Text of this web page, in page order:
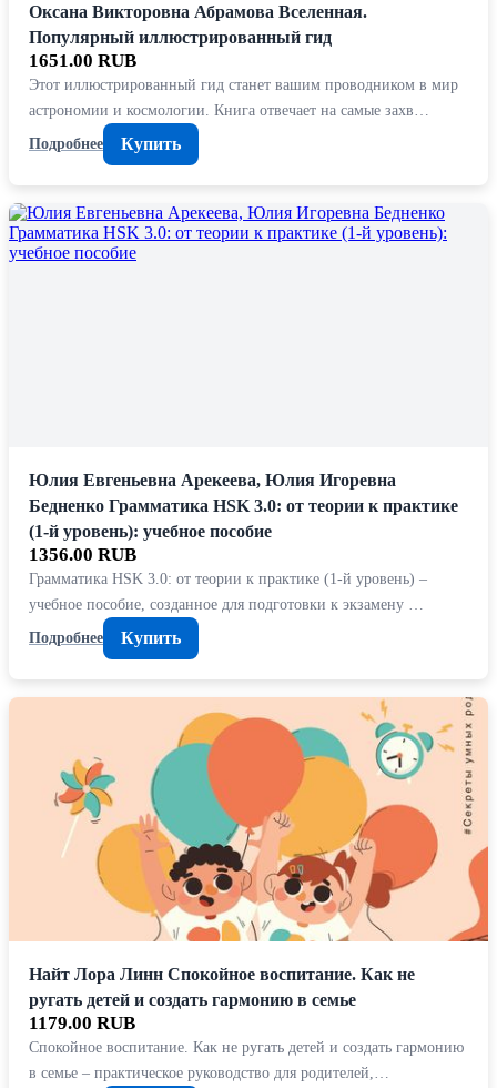
Оксана Викторовна Абрамова Вселенная.
Популярный иллюстрированный гид
1651.00 RUB
Этот иллюстрированный гид станет вашим проводником в мир
астрономии и космологии. Книга отвечает на самые захв…
Подробнее
Купить
Юлия Евгеньевна Арекеева, Юлия Игоревна
Бедненко Грамматика HSK 3.0: от теории к практике
(1-й уровень): учебное пособие
1356.00 RUB
Грамматика HSK 3.0: от теории к практике (1-й уровень) –
учебное пособие, созданное для подготовки к экзамену …
Подробнее
Купить
Найт Лора Линн Спокойное воспитание. Как не
ругать детей и создать гармонию в семье
1179.00 RUB
Спокойное воспитание. Как не ругать детей и создать гармонию
в семье – практическое руководство для родителей,…